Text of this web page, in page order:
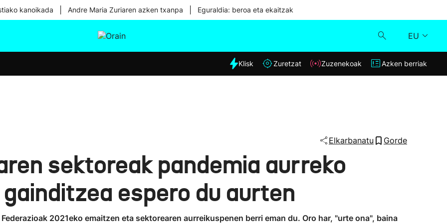
kanoikada Andre Maria Zuriaren azken txanpa Eguraldia: beroa eta ekaitzak
EU
Eguraldia
Klisk
Klisk Zuretzat Zuzenekoak Azken berriak
Elkarbanatu Gorde
sektoreak pandemia aurreko
espero du aurten
2021eko emaitzen eta sektorearen aurreikuspenen berri eman du. Oro har, "urte ona", baina